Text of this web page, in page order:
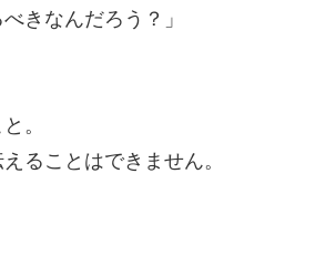
きなんだろう？」
。
ることはできません。